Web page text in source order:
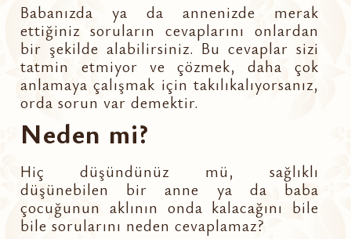
Babanızda ya da annenizde merak
ettiğiniz soruların cevaplarını onlardan
bir şekilde alabilirsiniz. Bu cevaplar sizi
tatmin etmiyor ve çözmek, daha çok
anlamaya çalışmak için takılıkalıyorsanız,
orda sorun var demektir.
Neden mi?
Hiç düşündünüz mü, sağlıklı
düşünebilen bir anne ya da baba
çocuğunun aklının onda kalacağını bile
bile sorularını neden cevaplamaz?